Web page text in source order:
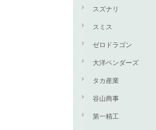
スズナリ
スミス
ゼロドラゴン
大洋ベンダーズ
タカ産業
谷山商事
第一精工